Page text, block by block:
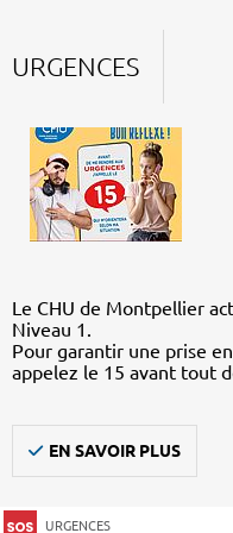
URGENCES
Le CHU de Montpellier
Niveau 1.
Pour garantir une prise
appelez le 15 avant tout
EN SAVOIR PLUS
URGENCES